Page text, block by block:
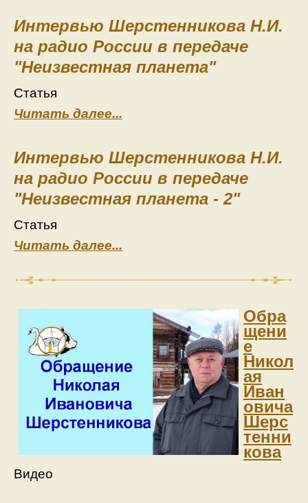
Интервью Шерстенникова Н.И.
на радио России в передаче
"Неизвестная планета"
Статья
Читать далее...
Интервью Шерстенникова Н.И.
на радио России в передаче
"Неизвестная планета - 2"
Статья
Читать далее...
Обра
щени
е
Никол
ая
Иван
овича
Шерс
тенни
кова
Видео